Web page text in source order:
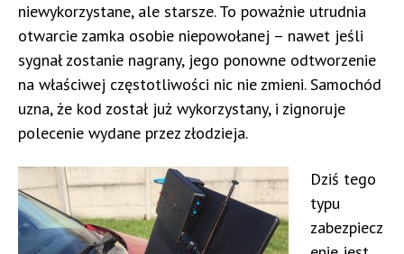
niewykorzystane, ale starsze. To poważnie utrudnia
otwarcie zamka osobie niepowołanej – nawet jeśli
sygnał zostanie nagrany, jego ponowne odtworzenie
na właściwej częstotliwości nic nie zmieni. Samochód
uzna, że kod został już wykorzystany, i zignoruje
polecenie wydane przez złodzieja.
Dziś tego
typu
zabezpiecz